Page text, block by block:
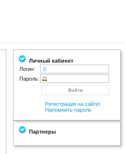
Личный кабинет
Логин:
Пароль:
Регистрация на сайте!
Напомнить пароль
Партнеры